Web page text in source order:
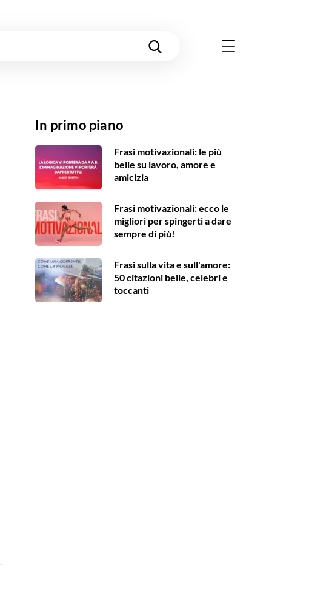
In primo piano
Frasi motivazionali: le più
belle su lavoro, amore e
amicizia
Frasi motivazionali: ecco le
migliori per spingerti a dare
sempre di più!
Frasi sulla vita e sull'amore:
50 citazioni belle, celebri e
toccanti